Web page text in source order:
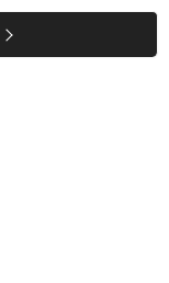
جانیں اور اپنے
مضبوط اور طاقتور